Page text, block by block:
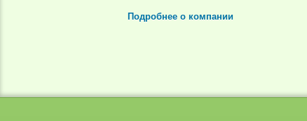
Подробнее о компании